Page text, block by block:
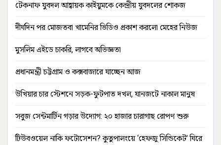
টেকনাফ যুবদল আহ্বায়ক কাইয়ুমকে কেন্দ্রীয় যুবদলের শোকজ
দীর্ঘদিন পর মোজতবা খামেনির ভিডিও প্রকাশ করলো মেহের নিউজ
মুসলিম এইডে চাকরি, লাগবে অভিজ্ঞতা
প্রধানমন্ত্রী চট্টগ্রাম ও কক্সবাজারে যাচ্ছেন আজ
উখিয়ার চার স্টেশনে সড়ক-ফুটপাত দখল, যানজটে নাকাল মানুষ
সবুজ সেন্টমার্টিন গড়ার উদ্যোগ: ২০ হাজার চারাগাছ রোপণ শুরু
টিউবওয়েল নাকি ফটোসেশন? কুতুপালংয়ে ‘হেফজু সিন্ডিকেট’ ঘিরে